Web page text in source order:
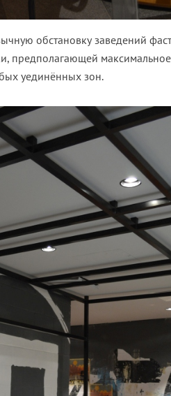
обстановку заведений
предполагающей
уединённых зон.